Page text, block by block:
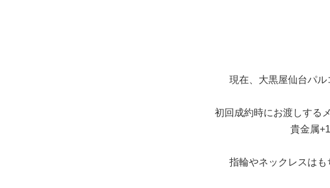
現在、大黒屋仙台パル
初回成約時にお渡しする
貴金属
指輪やネックレスは